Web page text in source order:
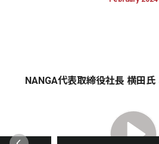
NANGA代表取締役社長 横田氏